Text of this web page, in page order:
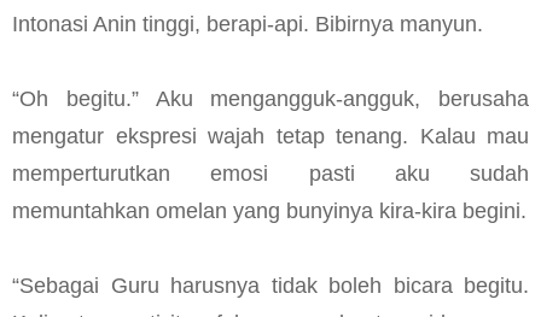
Intonasi Anin tinggi, berapi-api. Bibirnya manyun.
“Oh begitu.” Aku mengangguk-angguk, berusaha
mengatur ekspresi wajah tetap tenang. Kalau mau
memperturutkan emosi pasti aku sudah
memuntahkan omelan yang bunyinya kira-kira begini.
“Sebagai Guru harusnya tidak boleh bicara begitu.